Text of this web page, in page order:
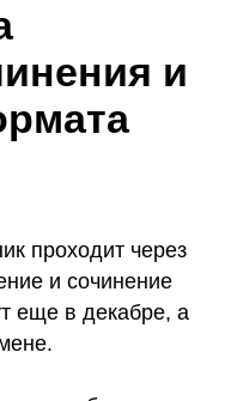
и
проходит через
и сочинение
еще в декабре, а